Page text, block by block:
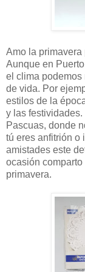
Amo la primavera
Aunque en
el clima podemos
de vida. Por
estilos de la
y las
Pascuas, donde
tú eres anfitrión o
amistades este
ocasión
primavera.